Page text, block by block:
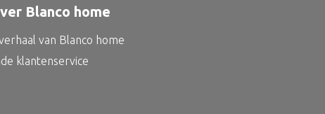
Blanco home
van Blanco home
klantenservice